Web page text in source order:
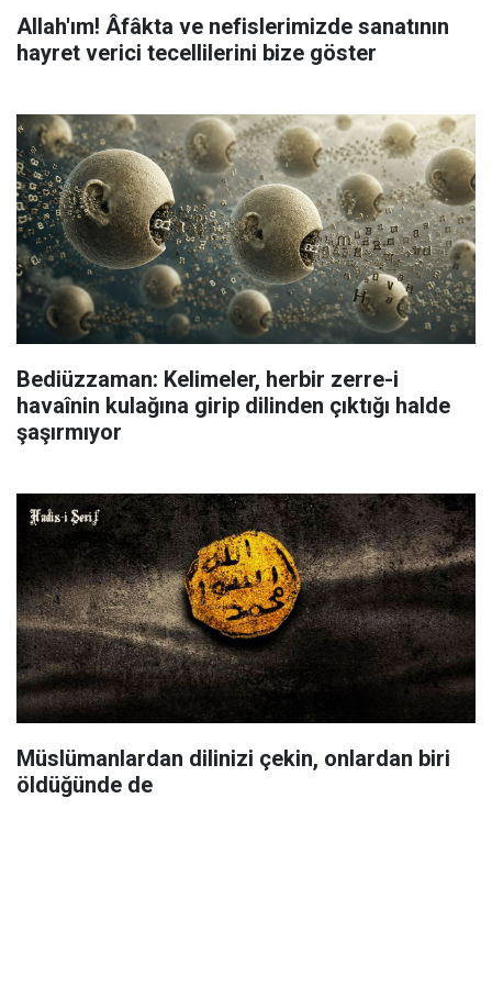
Allah'ım! Âfâkta ve nefislerimizde sanatının
hayret verici tecellilerini bize göster
Bediüzzaman: Kelimeler, herbir zerre-i
havaînin kulağına girip dilinden çıktığı halde
şaşırmıyor
Müslümanlardan dilinizi çekin, onlardan biri
öldüğünde de